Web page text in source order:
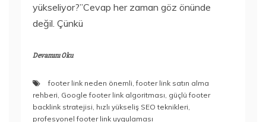
yükseliyor?”Cevap her zaman göz önünde
değil. Çünkü
Devamını Oku
footer link neden önemli,footer link satın alma
rehberi, Google footer link algoritması, güçlü footer
backlink stratejisi, hızlı yükseliş SEO teknikleri,
profesyonel footer link uygulaması